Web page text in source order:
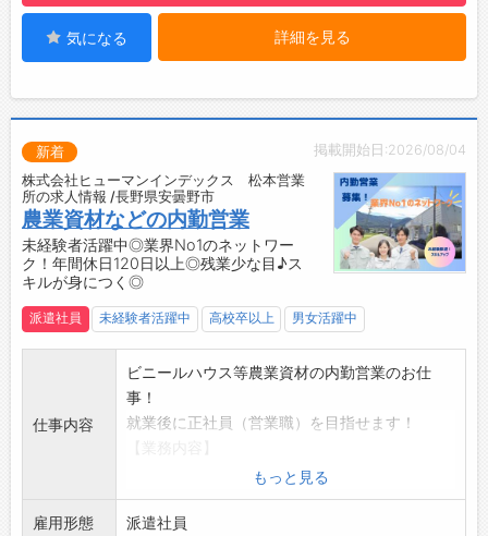
有給休暇は1時間分、2時間分と時間単位でも取
☆----------------------------------------
◆給与前払い制度あり！
勤務実績に応じて、給与前払いが可能です◎
☆----------------------------------------
☆
◆ご不明点はいつでもご相談ください！
即日対応!!フォロー体制もバッチリ
登録はご自宅からお電話で可能です◎
☆----------------------------------------
◆職場見学可能！自分が働くイメージができま
す。
みなさまのご応募を心よりお待ちしております
気になる 詳細を見る
掲載開始日:2026/08/04
新着
株式会社ヒューマンインデックス 松本営業
所の求人情報 /長野県安曇野市
農業資材などの内勤営業
未経験者活躍中◎業界No1のネットワー
ク！年間休日120日以上◎残業少な目♪ス
キルが身につく◎
派遣社員 未経験者活躍中 高校卒以上 男女活躍中
仕事内容
ビニールハウス等農業資材の内勤営業のお仕
事！
就業後に正社員（営業職）を目指せます！
■内勤および倉庫内業務 ※派遣期間中
・システムへの入力
・見積書作成など
もっと見る
雇用形態 派遣社員